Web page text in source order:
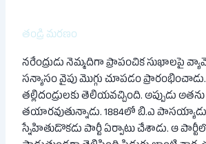
తండ్రి మరణం
నరేంద్రుడు నెమ్మదిగా ప్రాపంచిక సుఖాలపై
సన్యాసం వైపు మొగ్గు చూపడం
తల్లిదండ్రులకు తెలియవచ్చింది. అప్పుడు అతను
తయారవుతున్నాడు. 1884లో బి.ఎ
స్నేహితుడొకడు పార్టీ ఏర్పాటు చేశాడు. ఆ